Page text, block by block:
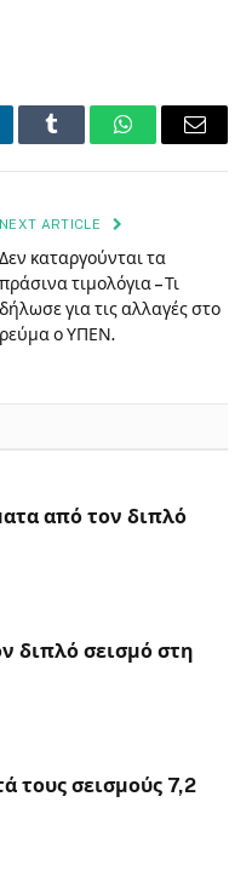
Tumblr WhatsAppEmail
NEXT ARTICLE
Δεν καταργούνται τα
πράσινα τιμολόγια – Τι
δήλωσε για τις αλλαγές στο
ρεύμα ο ΥΠΕΝ.
από τον διπλό
διπλό σεισμό στη
τους σεισμούς 7,2